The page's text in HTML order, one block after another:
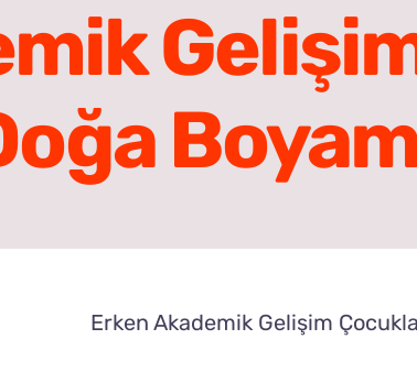
Erken Akademik Gelişim